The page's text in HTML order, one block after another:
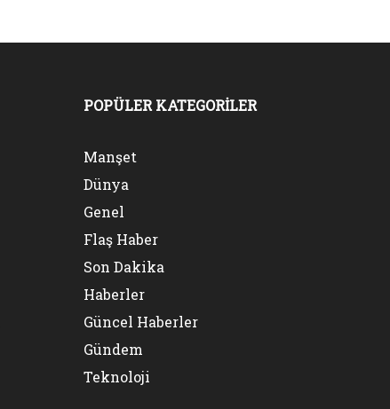
POPÜLER KATEGORİLER
Manşet
Dünya
Genel
Flaş Haber
Son Dakika
Haberler
Güncel Haberler
Gündem
Teknoloji